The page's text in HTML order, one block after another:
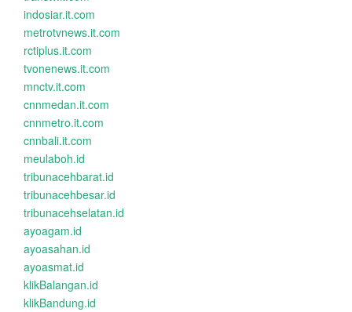
indosiar.it.com
metrotvnews.it.com
rctiplus.it.com
tvonenews.it.com
mnctv.it.com
cnnmedan.it.com
cnnmetro.it.com
cnnbali.it.com
meulaboh.id
tribunacehbarat.id
tribunacehbesar.id
tribunacehselatan.id
ayoagam.id
ayoasahan.id
ayoasmat.id
klikBalangan.id
klikBandung.id